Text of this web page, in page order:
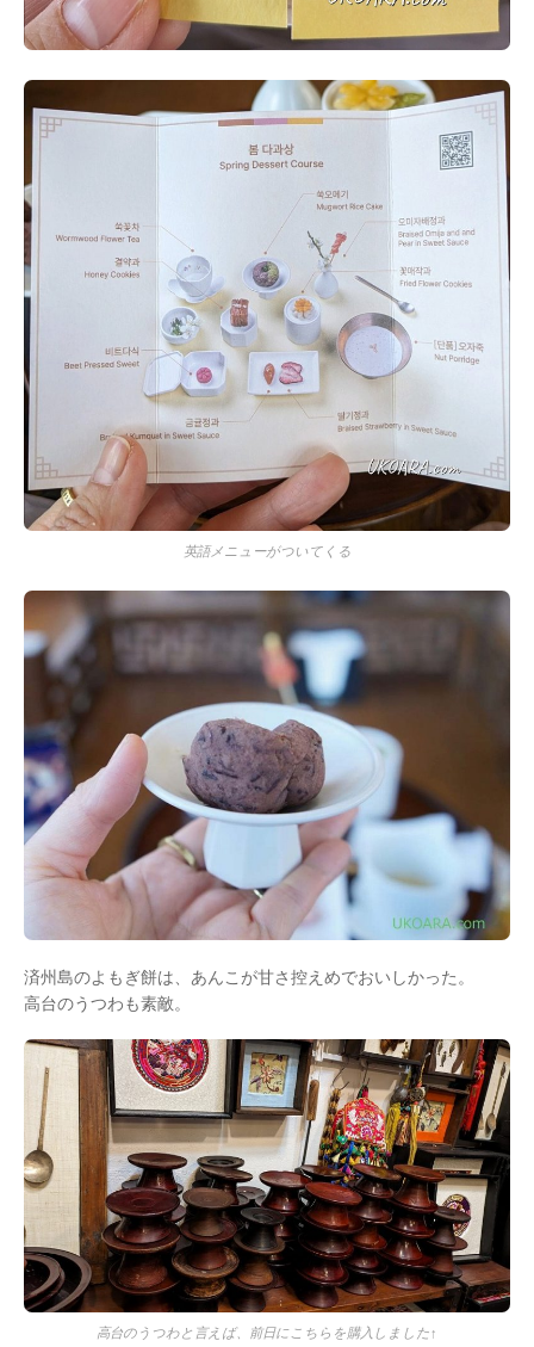
英語メニューがついてくる
済州島のよもぎ餅は、あんこが甘さ控えめでおいしかった。
高台のうつわも素敵。
高台のうつわと言えば、前日にこちらを購入しました↑